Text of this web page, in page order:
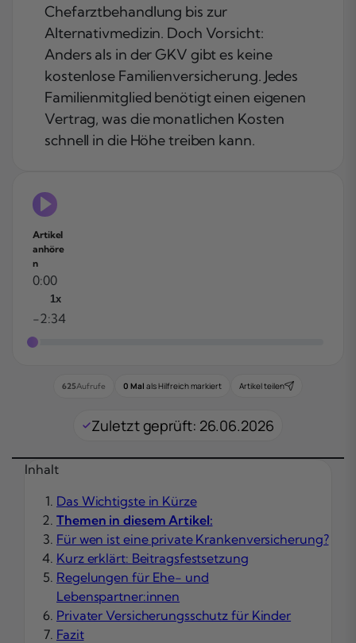
Chefarztbehandlung bis zur
Alternativmedizin. Doch Vorsicht:
Anders als in der GKV gibt es keine
kostenlose Familienversicherung. Jedes
Familienmitglied benötigt einen eigenen
Vertrag, was die monatlichen Kosten
schnell in die Höhe treiben kann.
Artikel
anhöre
n
0:00
1x
-2:34
625Aufrufe 0 Mal als Hilfreich markiert Artikel teilen
Zuletzt geprüft: 26.06.2026
Inhalt
Das Wichtigste in Kürze
Themen in diesem Artikel:
Für wen ist eine private Krankenversicherung?
Kurz erklärt: Beitragsfestsetzung
Regelungen für Ehe- und
Lebenspartner:innen
Privater Versicherungsschutz für Kinder
Fazit